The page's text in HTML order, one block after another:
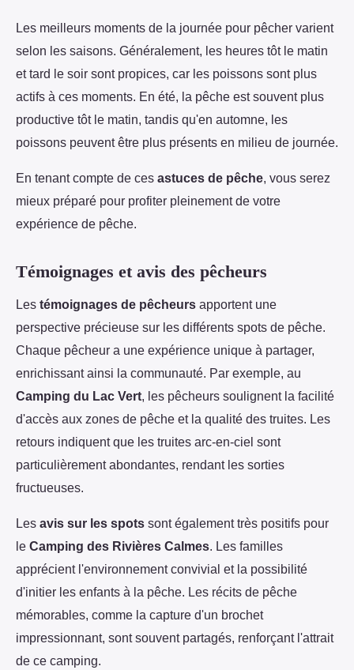
Les meilleurs moments de la journée pour pêcher varient
selon les saisons. Généralement, les heures tôt le matin
et tard le soir sont propices, car les poissons sont plus
actifs à ces moments. En été, la pêche est souvent plus
productive tôt le matin, tandis qu'en automne, les
poissons peuvent être plus présents en milieu de journée.
En tenant compte de ces astuces de pêche, vous serez
mieux préparé pour profiter pleinement de votre
expérience de pêche.
Témoignages et avis des pêcheurs
Les témoignages de pêcheurs apportent une
perspective précieuse sur les différents spots de pêche.
Chaque pêcheur a une expérience unique à partager,
enrichissant ainsi la communauté. Par exemple, au
Camping du Lac Vert, les pêcheurs soulignent la facilité
d'accès aux zones de pêche et la qualité des truites. Les
retours indiquent que les truites arc-en-ciel sont
particulièrement abondantes, rendant les sorties
fructueuses.
Les avis sur les spots sont également très positifs pour
le Camping des Rivières Calmes. Les familles
apprécient l'environnement convivial et la possibilité
d'initier les enfants à la pêche. Les récits de pêche
mémorables, comme la capture d'un brochet
impressionnant, sont souvent partagés, renforçant l'attrait
de ce camping.